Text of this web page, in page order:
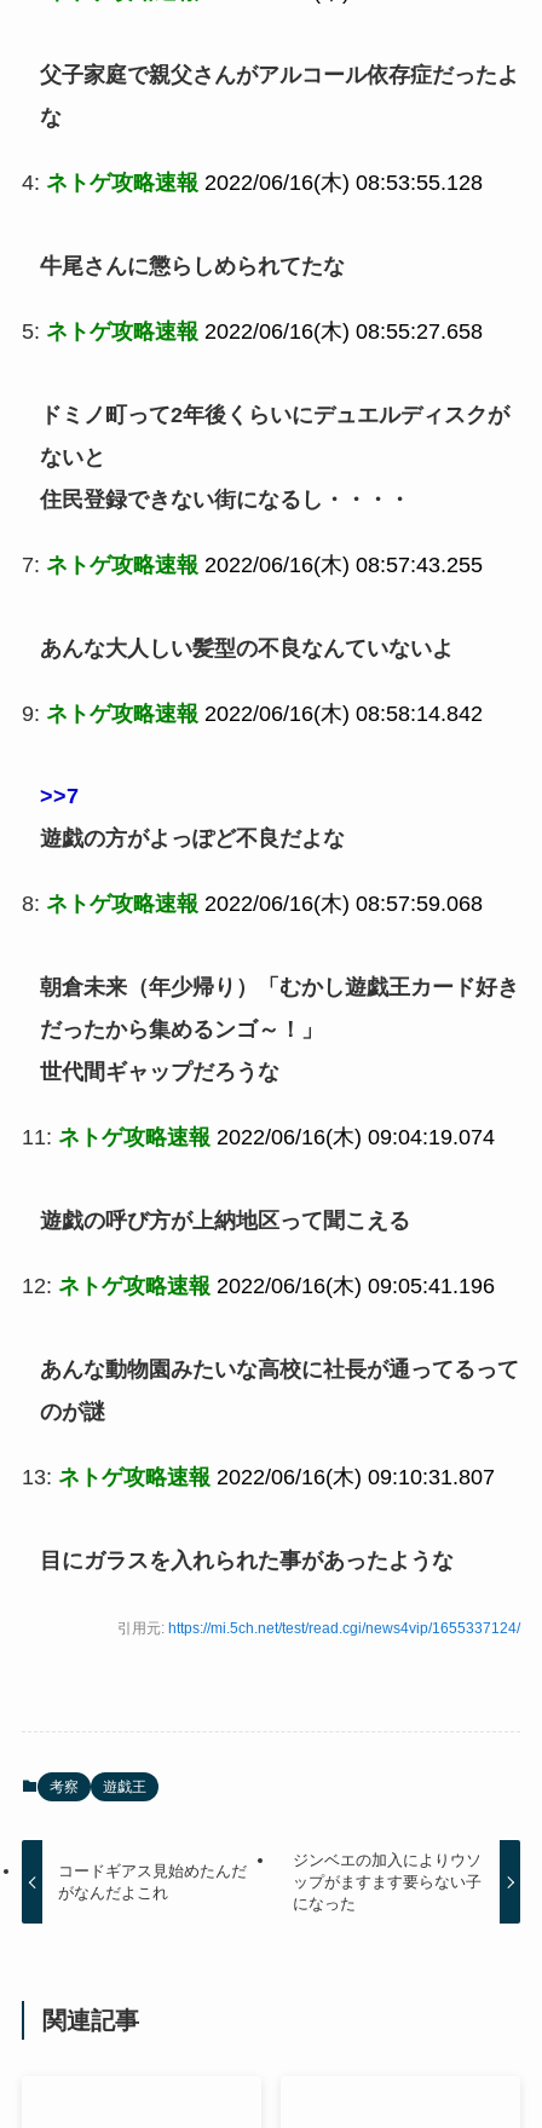
父子家庭で親父さんがアルコール依存症だったよ
な
4: ネトゲ攻略速報 2022/06/16(木) 08:53:55.128
牛尾さんに懲らしめられてたな
5: ネトゲ攻略速報 2022/06/16(木) 08:55:27.658
ドミノ町って2年後くらいにデュエルディスクが
ないと
住民登録できない街になるし・・・・
7: ネトゲ攻略速報 2022/06/16(木) 08:57:43.255
あんな大人しい髪型の不良なんていないよ
9: ネトゲ攻略速報 2022/06/16(木) 08:58:14.842
>>7
遊戯の方がよっぽど不良だよな
8: ネトゲ攻略速報 2022/06/16(木) 08:57:59.068
朝倉未来（年少帰り）「むかし遊戯王カード好き
だったから集めるンゴ～！」
世代間ギャップだろうな
11: ネトゲ攻略速報 2022/06/16(木) 09:04:19.074
遊戯の呼び方が上納地区って聞こえる
12: ネトゲ攻略速報 2022/06/16(木) 09:05:41.196
あんな動物園みたいな高校に社長が通ってるって
のが謎
13: ネトゲ攻略速報 2022/06/16(木) 09:10:31.807
目にガラスを入れられた事があったような
引用元:https://mi.5ch.net/test/read.cgi/news4vip/1655337124/
考察 遊戯王
コードギアス見始めたんだ
がなんだよこれ
ジンベエの加入によりウソ
ップがますます要らない子
になった
関連記事